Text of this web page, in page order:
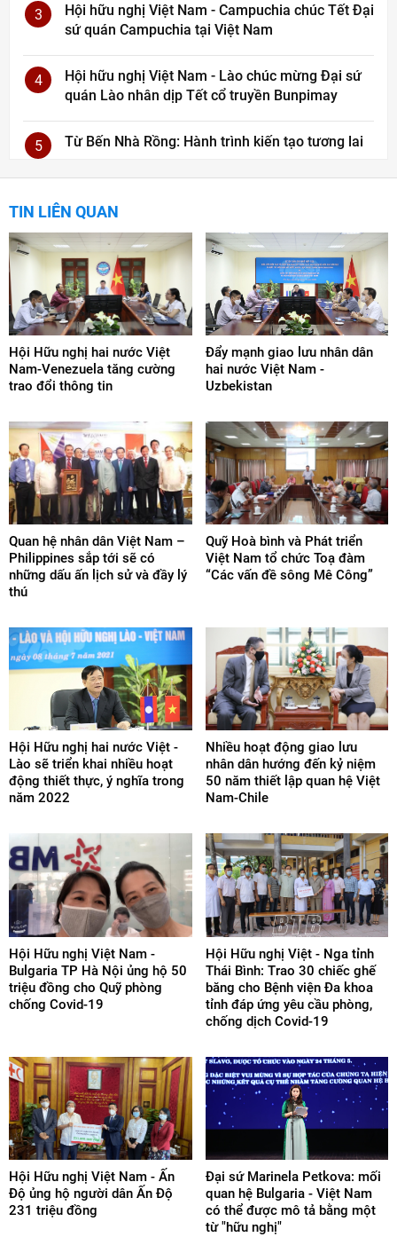
3
Hội hữu nghị Việt Nam - Campuchia chúc Tết Đại
sứ quán Campuchia tại Việt Nam
4
Hội hữu nghị Việt Nam - Lào chúc mừng Đại sứ
quán Lào nhân dịp Tết cổ truyền Bunpimay
5 Từ Bến Nhà Rồng: Hành trình kiến tạo tương lai
TIN LIÊN QUAN
Hội Hữu nghị hai nước Việt
Nam-Venezuela tăng cường
trao đổi thông tin
Đẩy mạnh giao lưu nhân dân
hai nước Việt Nam -
Uzbekistan
Quan hệ nhân dân Việt Nam –
Philippines sắp tới sẽ có
những dấu ấn lịch sử và đầy lý
thú
Quỹ Hoà bình và Phát triển
Việt Nam tổ chức Toạ đàm
“Các vấn đề sông Mê Công”
Hội Hữu nghị hai nước Việt -
Lào sẽ triển khai nhiều hoạt
động thiết thực, ý nghĩa trong
năm 2022
Nhiều hoạt động giao lưu
nhân dân hướng đến kỷ niệm
50 năm thiết lập quan hệ Việt
Nam-Chile
Hội Hữu nghị Việt Nam -
Bulgaria TP Hà Nội ủng hộ 50
triệu đồng cho Quỹ phòng
chống Covid-19
Hội Hữu nghị Việt - Nga tỉnh
Thái Bình: Trao 30 chiếc ghế
băng cho Bệnh viện Đa khoa
tỉnh đáp ứng yêu cầu phòng,
chống dịch Covid-19
Hội Hữu nghị Việt Nam - Ấn
Độ ủng hộ người dân Ấn Độ
231 triệu đồng
Đại sứ Marinela Petkova: mối
quan hệ Bulgaria - Việt Nam
có thể được mô tả bằng một
từ "hữu nghị"